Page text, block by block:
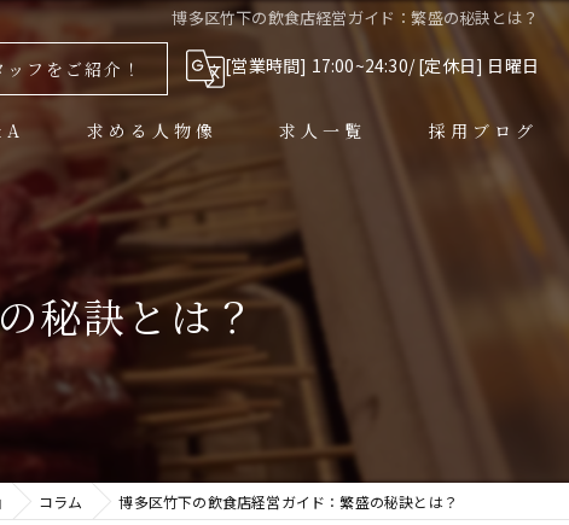
博多区竹下の飲食店経営ガイド：繁盛の秘訣とは？
フをご紹介！ [営業時間] 17:00~24:30/ [定休日] 日曜日
求める人物像 求人一覧 採用ブログ
秘訣とは？
コラム 博多区竹下の飲食店経営ガイド：繁盛の秘訣とは？